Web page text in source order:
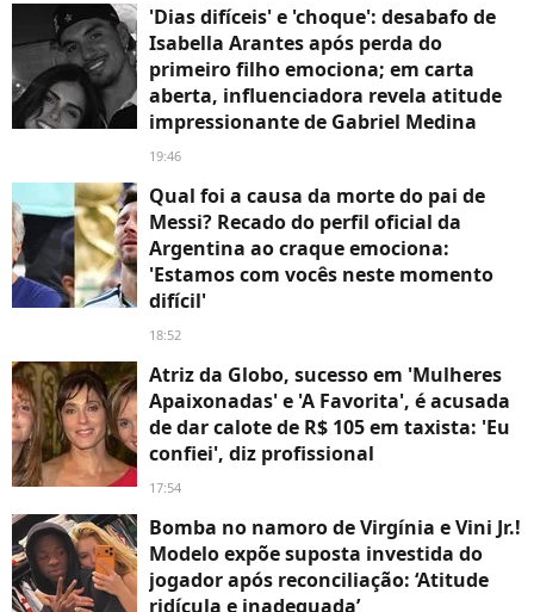
'Dias difíceis' e 'choque': desabafo de
Isabella Arantes após perda do
primeiro filho emociona; em carta
aberta, influenciadora revela atitude
impressionante de Gabriel Medina
19:46
Qual foi a causa da morte do pai de
Messi? Recado do perfil oficial da
Argentina ao craque emociona:
'Estamos com vocês neste momento
difícil'
18:52
Atriz da Globo, sucesso em 'Mulheres
Apaixonadas' e 'A Favorita', é acusada
de dar calote de R$ 105 em taxista: 'Eu
confiei', diz profissional
17:54
Bomba no namoro de Virgínia e Vini Jr.!
Modelo expõe suposta investida do
jogador após reconciliação: ‘Atitude
ridícula e inadequada’